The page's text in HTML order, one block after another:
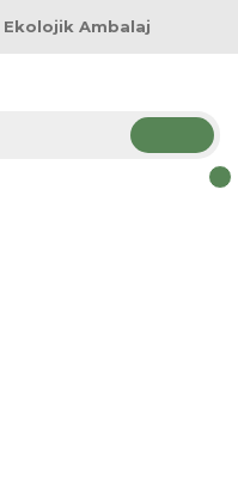
Ekolojik Ambalaj